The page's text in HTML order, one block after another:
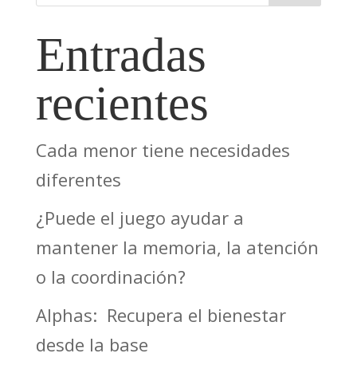
Entradas
recientes
Cada menor tiene necesidades
diferentes
¿Puede el juego ayudar a
mantener la memoria, la atención
o la coordinación?
Alphas: Recupera el bienestar
desde la base